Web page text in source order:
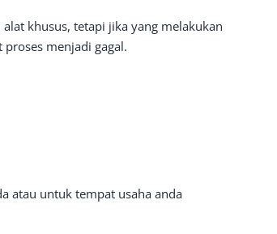
khusus, tetapi jika yang melakukan
menjadi gagal.
atau untuk tempat usaha anda